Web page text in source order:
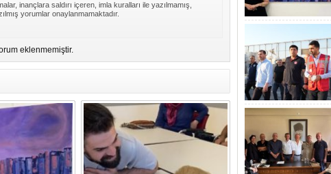
inançlara saldırı içeren, imla kuralları ile yazılmamış,
yorumlar onaylanmamaktadır.
eklenmemiştir.